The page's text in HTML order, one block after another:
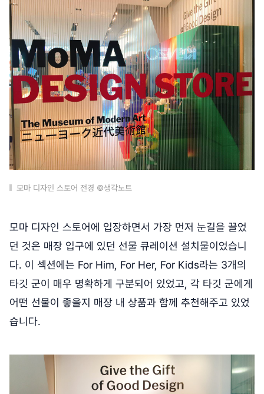
모마 디자인 스토어 전경 ©생각노트
모마 디자인 스토어에 입장하면서 가장 먼저 눈길을 끌었
던 것은 매장 입구에 있던 선물 큐레이션 설치물이었습니
다. 이 섹션에는 For Him, For Her, For Kids라는 3개의
타깃 군이 매우 명확하게 구분되어 있었고, 각 타깃 군에게
어떤 선물이 좋을지 매장 내 상품과 함께 추천해주고 있었
습니다.